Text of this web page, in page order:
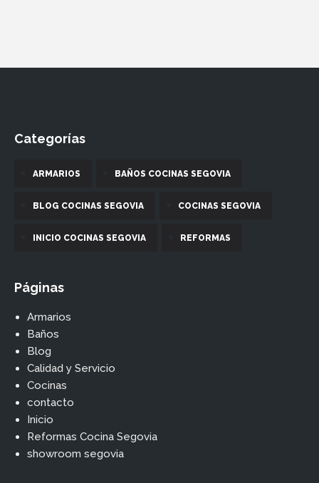
Categorías
ARMARIOS BAÑOS COCINAS SEGOVIA
BLOG COCINAS SEGOVIA COCINAS SEGOVIA
INICIO COCINAS SEGOVIA REFORMAS
Páginas
Armarios
Baños
Blog
Calidad y Servicio
Cocinas
contacto
Inicio
Reformas Cocina Segovia
showroom segovia